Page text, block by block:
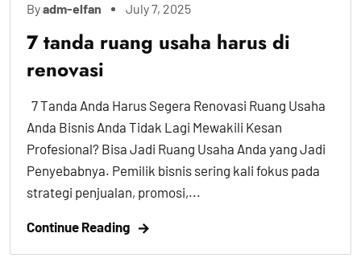
Byadm-elfan July 7, 2025
7 tanda ruang usaha harus di
renovasi
7 Tanda Anda Harus Segera Renovasi Ruang Usaha
Anda Bisnis Anda Tidak Lagi Mewakili Kesan
Profesional? Bisa Jadi Ruang Usaha Anda yang Jadi
Penyebabnya. Pemilik bisnis sering kali fokus pada
strategi penjualan, promosi,...
Continue Reading